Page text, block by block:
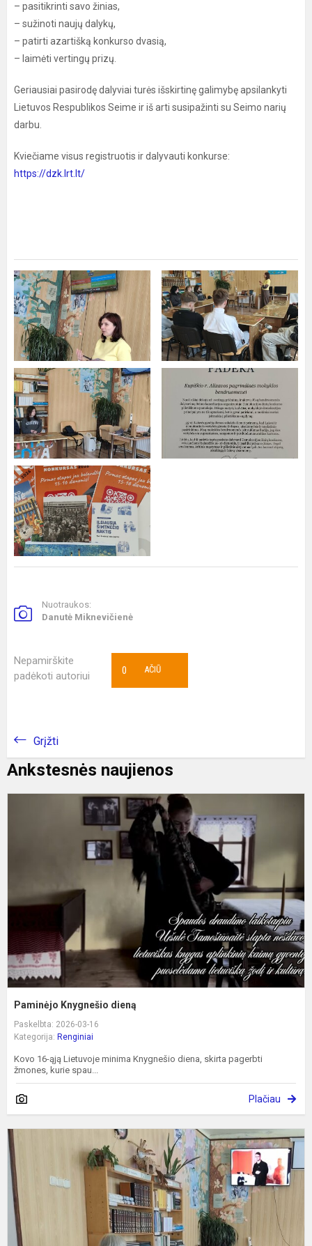
– pasitikrinti savo žinias,
– sužinoti naujų dalykų,
– patirti azartišką konkurso dvasią,
– laimėti vertingų prizų.
Geriausiai pasirodę dalyviai turės išskirtinę galimybę apsilankyti
Lietuvos Respublikos Seime ir iš arti susipažinti su Seimo narių
darbu.
Kviečiame visus registruotis ir dalyvauti konkurse:
https://dzk.lrt.lt/
Nuotraukos:
Danutė Miknevičienė
Nepamirškite
padėkoti autoriui
AČIŪ
0
Grįžti
Ankstesnės naujienos
Paminėjo Knygnešio dieną
Paskelbta: 2026-03-16
Kategorija: Renginiai
Kovo 16-ąją Lietuvoje minima Knygnešio diena, skirta pagerbti
žmones, kurie spau...
Plačiau